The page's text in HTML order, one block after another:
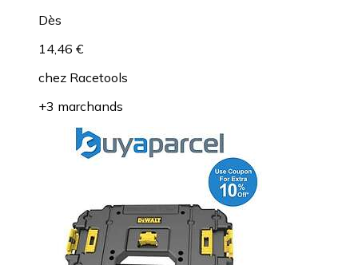
Dès
14,46 €
chez Racetools
+3 marchands